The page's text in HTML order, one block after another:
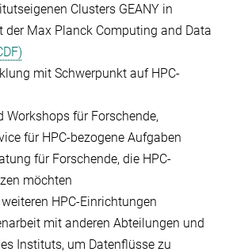
Clusters GEANY in
der Max Planck Computing and Data
mit Schwerpunkt auf HPC-
Workshops für Forschende,
für HPC-bezogene Aufgaben
für Forschende, die HPC-
möchten
HPC-Einrichtungen
mit anderen Abteilungen und
Instituts, um Datenflüsse zu